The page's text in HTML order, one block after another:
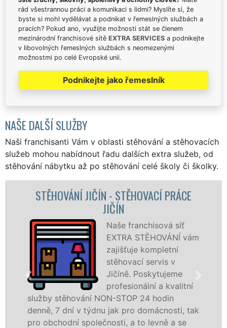
rád všestrannou práci a komunikaci s lidmi? Myslíte si, že
byste si mohl vydělávat a podnikat v řemeslných službách a
pracích? Pokud ano, využijte možnosti stát se členem
mezinárodní franchisové sítě EXTRA SERVICES a podnikejte
v libovolných řemeslných službách s neomezenými
možnostmi po celé Evropské unii.
Podnikejte jako řemeslník
NAŠE DALŠÍ SLUŽBY
Naši franchisanti Vám v oblasti stěhování a stěhovacích
služeb mohou nabídnout řadu dalších extra služeb, od
stěhování nábytku až po stěhování celé školy či školky.
vám
kvalitní
tak
a se
STĚHOVACÍ SLUŽBA JIČÍN -
stěhovací
stěhovací
technikou.
služby zajišťujeme domácnostem i
celém okresu Jičín se zárukou
franchisové sítě EXTRA STĚHOVÁNÍ.